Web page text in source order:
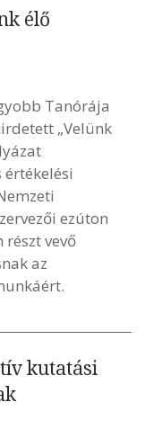
élő
Tanórája
„Velünk
ezúton
vevő
az
kutatási